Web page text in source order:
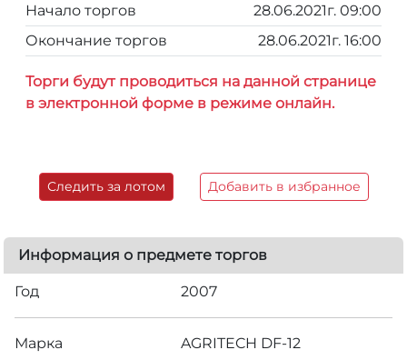
Начало торгов
28.06.2021г. 09:00
Окончание торгов
28.06.2021г. 16:00
Торги будут проводиться на данной странице
в электронной форме в режиме онлайн.
Следить за лотом Добавить в избранное
Информация о предмете торгов
Год 2007
Марка AGRITECH DF-12